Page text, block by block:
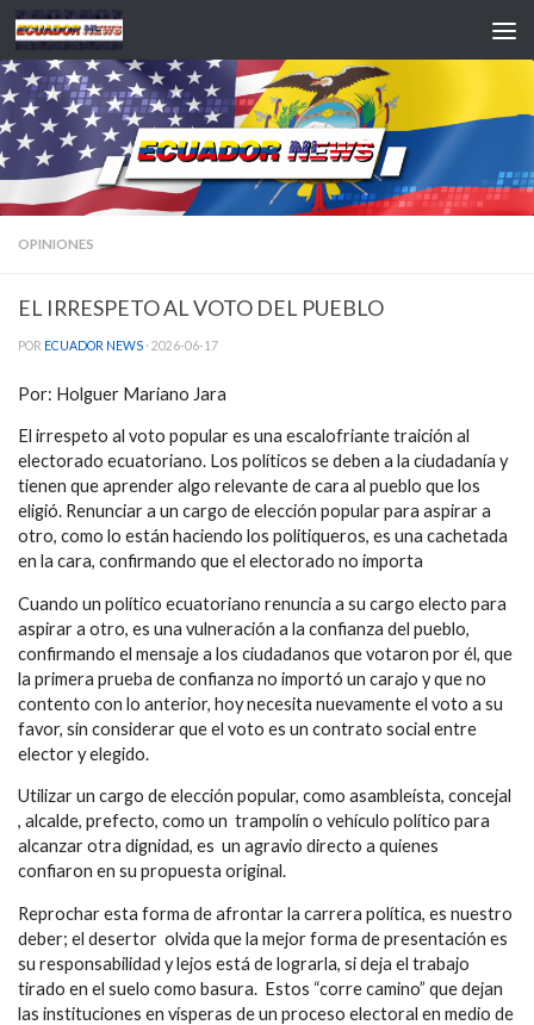
Saltar al contenido
OPINIONES
EL IRRESPETO AL VOTO DEL PUEBLO
POR ECUADOR NEWS · 2026-06-17
Por: Holguer Mariano Jara
El irrespeto al voto popular es una escalofriante traición al
electorado ecuatoriano. Los políticos se deben a la ciudadanía y
tienen que aprender algo relevante de cara al pueblo que los
eligió. Renunciar a un cargo de elección popular para aspirar a
otro, como lo están haciendo los politiqueros, es una cachetada
en la cara, confirmando que el electorado no importa
Cuando un político ecuatoriano renuncia a su cargo electo para
aspirar a otro, es una vulneración a la confianza del pueblo,
confirmando el mensaje a los ciudadanos que votaron por él, que
la primera prueba de confianza no importó un carajo y que no
contento con lo anterior, hoy necesita nuevamente el voto a su
favor, sin considerar que el voto es un contrato social entre
elector y elegido.
Utilizar un cargo de elección popular, como asambleísta, concejal
, alcalde, prefecto, como un trampolín o vehículo político para
alcanzar otra dignidad, es un agravio directo a quienes
confiaron en su propuesta original.
Reprochar esta forma de afrontar la carrera política, es nuestro
deber; el desertor olvida que la mejor forma de presentación es
su responsabilidad y lejos está de lograrla, si deja el trabajo
tirado en el suelo como basura. Estos “corre camino” que dejan
las instituciones en vísperas de un proceso electoral en medio de